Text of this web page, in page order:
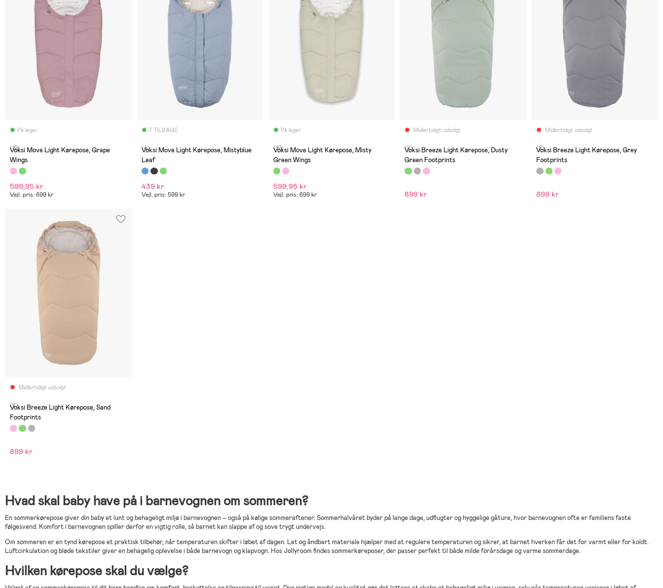
På lager
(12)
Voksi Move Light Kørepose, Grape
Wings
599,95 kr
Vejl. pris: 699 kr
7 TILBAGE
(4)
Voksi Move Light Kørepose, Mistyblue
Leaf
439 kr
Vejl. pris: 599 kr
På lager
(12)
Voksi Move Light Kørepose, Misty
Green Wings
599,95 kr
Vejl. pris: 699 kr
Midlertidigt udsolgt
(2)
Voksi Breeze Light Kørepose, Dusty
Green Footprints
899 kr
Midlertidigt udsolgt
(2)
Voksi Breeze Light Kørepose, Grey
Footprints
899 kr
Midlertidigt udsolgt
(2)
Voksi Breeze Light Kørepose, Sand
Footprints
899 kr
Hvad skal baby have på i barnevognen om sommeren?
En sommerkørepose giver din baby et lunt og behageligt miljø i barnevognen – også på kølige sommeraftener. Sommerhalvåret byder på lange dage, udflugter og hyggelige gåture, hvor barnevognen ofte er familiens faste
følgesvend. Komfort i barnevognen spiller derfor en vigtig rolle, så barnet kan slappe af og sove trygt undervejs.
Om sommeren er en tynd kørepose et praktisk tilbehør, når temperaturen skifter i løbet af dagen. Let og åndbart materiale hjælper med at regulere temperaturen og sikrer, at barnet hverken får det for varmt eller for koldt.
Luftcirkulation og bløde tekstiler giver en behagelig oplevelse i både barnevogn og klapvogn. Hos Jollyroom findes sommerkøreposer, der passer perfekt til både milde forårsdage og varme sommerdage.
Hvilken kørepose skal du vælge?